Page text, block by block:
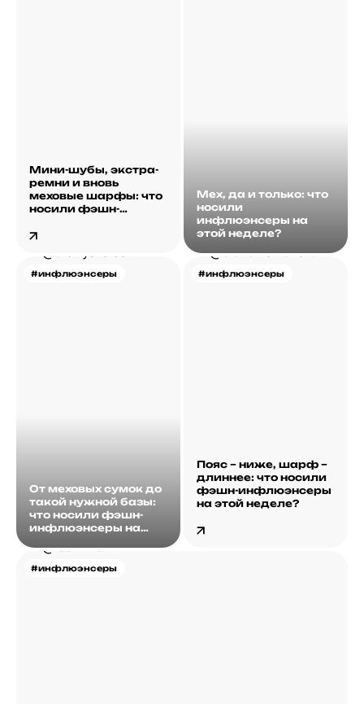
Мини-шубы, экстра-
ремни и вновь
меховые шарфы: что
носили фэшн-
этой неделе?
Мех, да и только: что
носили
инфлюэнсеры на
этой неделе?
#инфлюэнсеры
От меховых сумок до
такой нужной базы:
что носили фэшн-
инфлюэнсеры на
#инфлюэнсеры
#инфлюэнсеры
Пояс – ниже, шарф –
длиннее: что носили
фэшн-инфлюэнсеры
на этой неделе?